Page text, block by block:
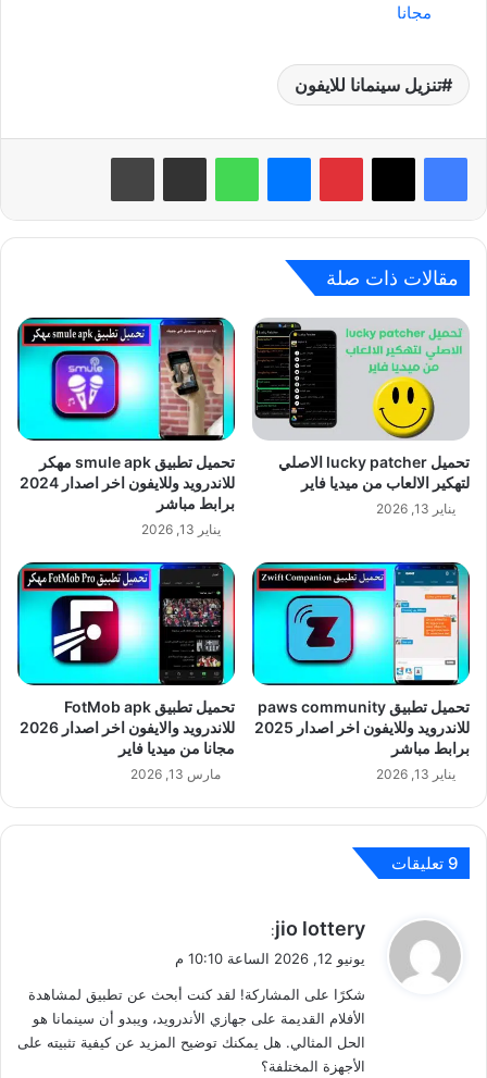
مجانا
تنزيل سينمانا للايفون
بينتيريست واتساب
مقالات ذات صلة
تحميل lucky patcher الاصلي
لتهكير الالعاب من ميديا فاير
يناير 13, 2026
تحميل تطبيق smule apk مهكر
للاندرويد وللايفون اخر اصدار 2024
برابط مباشر
يناير 13, 2026
تحميل تطبيق paws community
للاندرويد وللايفون اخر اصدار 2025
برابط مباشر
يناير 13, 2026
تحميل تطبيق FotMob apk
للاندرويد والايفون اخر اصدار 2026
مجانا من ميديا فاير
مارس 13, 2026
‫9 تعليقات
ي
ل
jio lottery
:
يونيو 12, 2026 الساعة 10:10 م
شكرًا على المشاركة! لقد كنت أبحث عن تطبيق لمشاهدة
الأفلام القديمة على جهازي الأندرويد، ويبدو أن سينمانا هو
الحل المثالي. هل يمكنك توضيح المزيد عن كيفية تثبيته على
الأجهزة المختلفة؟